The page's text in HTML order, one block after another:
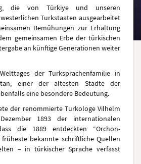
die von Türkiye und unseren
Turkstaaten ausgearbeitet
Bemühungen zur Erhaltung
gemeinsamen Erbe der türkischen
an künftige Generationen weiter
der Turksprachenfamilie in
einer der ältesten Städte der
eine besondere Bedeutung.
der renommierte Turkologe Vilhelm
1893 der internationalen
die 1889 entdeckten “Orchon-
bekannte schriftliche Quellen
– in türkischer Sprache verfasst